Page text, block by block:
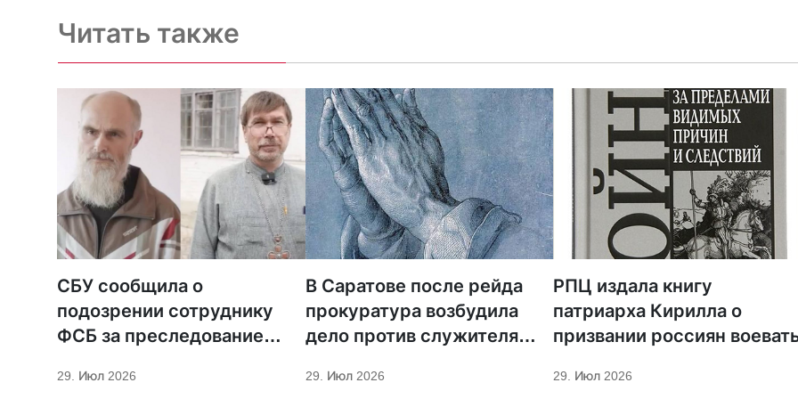
Читать также
СБУ сообщила о
подозрении сотруднику
ФСБ за преследование
29. Июл 2026
В Саратове после рейда
прокуратура возбудила
дело против служителя
29. Июл 2026
РПЦ издала книгу
патриарха Кирилла о
призвании россиян
29. Июл 2026